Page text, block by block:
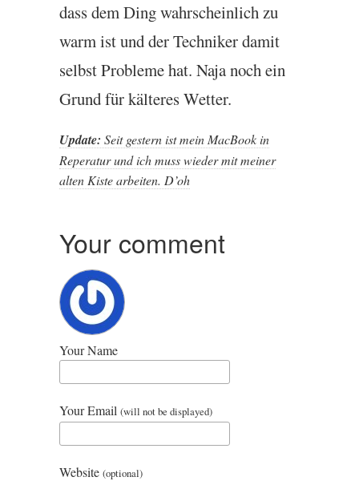
dass dem Ding wahr­schein­lich zu
warm ist und der Tech­nik­er dam­it
selbst Prob­leme hat. Naja noch ein
Grund für käl­teres Wetter.
Update: Seit gestern ist mein Mac­Book in
Reper­at­ur und ich muss wieder mit mein­er
alten Kiste arbeiten. D’oh
Your comment
Your Name
Your Email (will not be displayed)
Website (optional)